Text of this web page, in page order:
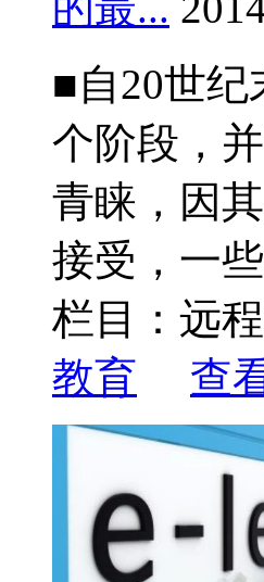
■自20世
个阶段，
青睐，因
接受，一
栏目：远
教育
查